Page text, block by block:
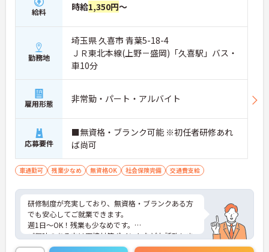
給料 時給1,350円～
勤務地
埼玉県 久喜市 青葉5-18-4
ＪＲ東北本線(上野－盛岡)「久喜駅」バス・
車10分
雇用形態 非常勤・パート・アルバイト
応募要件
■無資格・ブランク可能 ※初任者研修あれ
ば尚可
車通勤可 残業少なめ 無資格OK 社会保険完備 交通費支給
研修制度が充実しており、無資格・ブランクある方
でも安心してご就業できます。
週1日～OK！残業も少なめです。
ご興味のある方は面接対策ポイントなどお話致しま
すのでお気軽にお問い合わせください。